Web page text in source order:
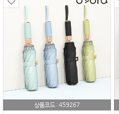
상품코드 :459267